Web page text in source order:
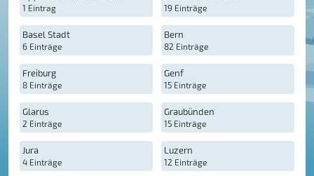
1 Eintrag 19 Einträge
Basel Stadt
6 Einträge
Bern
82 Einträge
Freiburg
8 Einträge
Genf
15 Einträge
Glarus
2 Einträge
Graubünden
15 Einträge
Jura
4 Einträge
Luzern
12 Einträge